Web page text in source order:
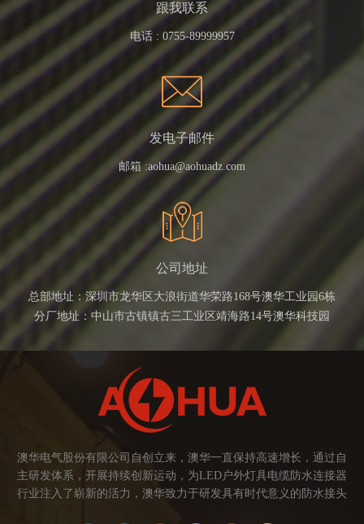
跟我联系
电话 : 0755-89999957
发电子邮件
邮箱 :aohua@aohuadz.com
公司地址
总部地址：深圳市龙华区大浪街道华荣路168号澳华工业园6栋
分厂地址：中山市古镇镇古三工业区靖海路14号澳华科技园
澳华电气股份有限公司自创立来，澳华一直保持高速增长，通过自
主研发体系，开展持续创新运动，为LED户外灯具电缆防水连接器
行业注入了崭新的活力，澳华致力于研发具有时代意义的防水接头